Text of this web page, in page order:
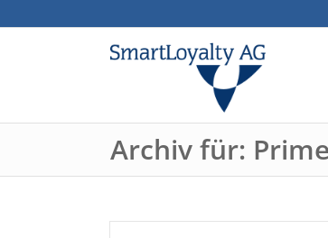
Archiv für: Prime